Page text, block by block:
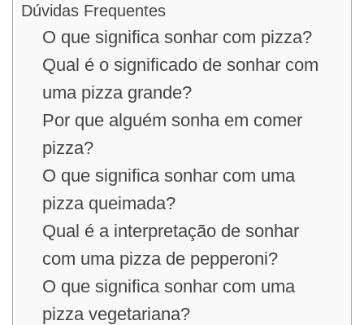
Dúvidas Frequentes
O que significa sonhar com pizza?
Qual é o significado de sonhar com
uma pizza grande?
Por que alguém sonha em comer
pizza?
O que significa sonhar com uma
pizza queimada?
Qual é a interpretação de sonhar
com uma pizza de pepperoni?
O que significa sonhar com uma
pizza vegetariana?